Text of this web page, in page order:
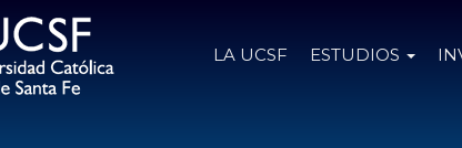
LA UCSF ESTUDIOS